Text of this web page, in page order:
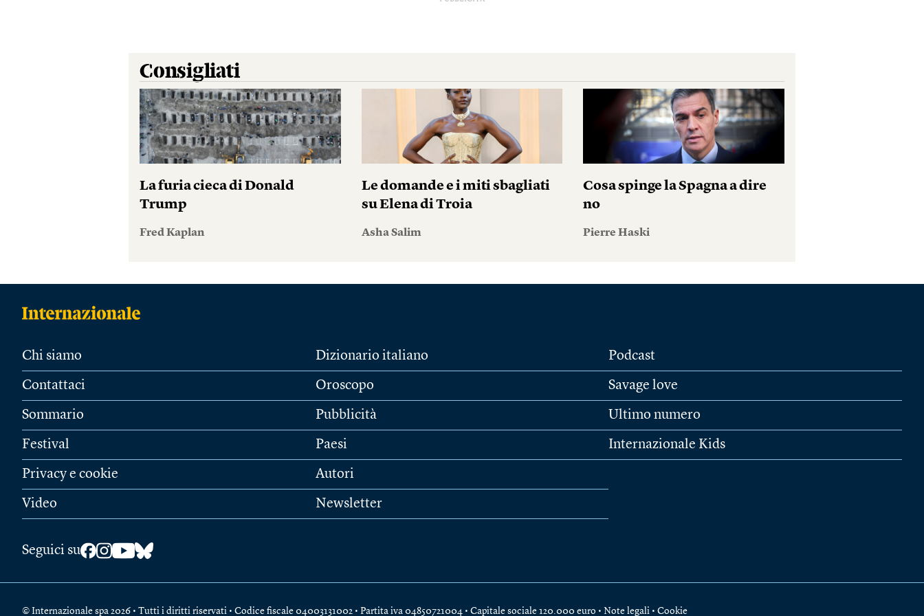
Consigliati
La furia cieca di Donald
Trump
Fred Kaplan
Le domande e i miti sbagliati
su Elena di Troia
Asha Salim
Cosa spinge la Spagna a dire
no
Pierre Haski
Chi siamo
Contattaci
Sommario
Festival
Privacy e cookie
Video
Dizionario italiano
Oroscopo
Pubblicità
Paesi
Autori
Newsletter
Podcast
Savage love
Ultimo numero
Internazionale Kids
Seguici su
© Internazionale spa 2026 • Tutti i diritti riservati • Codice fiscale 04003131002 • Partita iva 04850721004 • Capitale sociale 120.000 euro • Note legali • Cookie